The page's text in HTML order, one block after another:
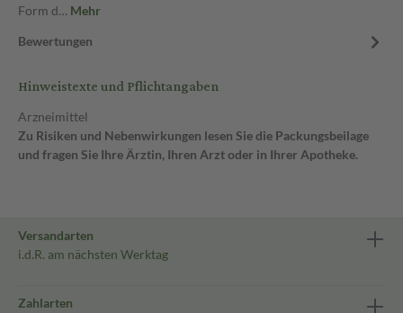
Form d… Mehr
Bewertungen
Hinweistexte und Pflichtangaben
Arzneimittel
Zu Risiken und Nebenwirkungen lesen Sie die Packungsbeilage
und fragen Sie Ihre Ärztin, Ihren Arzt oder in Ihrer Apotheke.
Versandarten
i.d.R. am nächsten Werktag
Zahlarten